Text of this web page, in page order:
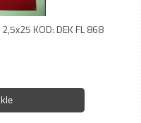
KOD: DEK FL 868